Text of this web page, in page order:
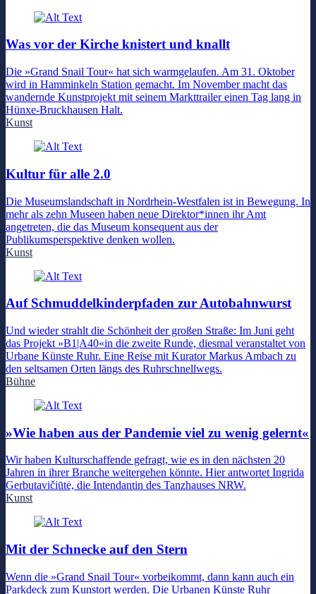
Was vor der Kirche knistert und knallt
Die »Grand Snail Tour« hat sich warmgelaufen. Am 31. Oktober
wird in Hamminkeln Station gemacht. Im November macht das
wandernde Kunstprojekt mit seinem Markttrailer einen Tag lang in
Hünxe-Bruckhausen Halt.
Kunst
Kultur für alle 2.0
Die Museumslandschaft in Nordrhein-Westfalen ist in Bewegung. In
mehr als zehn Museen haben neue Direktor*innen ihr Amt
angetreten, die das Museum konsequent aus der
Publikumsperspektive denken wollen.
Kunst
Auf Schmuddelkinderpfaden zur Autobahnwurst
Und wieder strahlt die Schönheit der großen Straße: Im Juni geht
das Projekt »B1|A40«in die zweite Runde, diesmal veranstaltet von
Urbane Künste Ruhr. Eine Reise mit Kurator Markus Ambach zu
den seltsamen Orten längs des Ruhrschnellwegs.
Bühne
»Wie haben aus der Pandemie viel zu wenig gelernt«
Wir haben Kulturschaffende gefragt, wie es in den nächsten 20
Jahren in ihrer Branche weitergehen könnte. Hier antwortet Ingrida
Gerbutavičiūtė, die Intendantin des Tanzhauses NRW.
Kunst
Mit der Schnecke auf den Stern
Wenn die »Grand Snail Tour« vorbeikommt, dann kann auch ein
Parkdeck zum Kunstort werden. Die Urbanen Künste Ruhr